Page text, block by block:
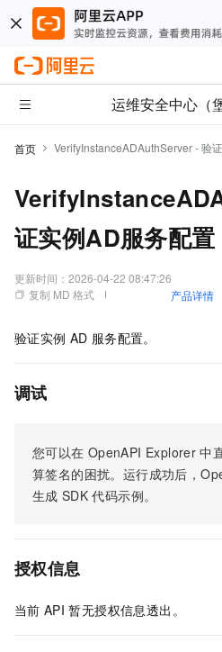
运维安全中心（
首页 VerifyInstanceADAuthServer - 验
证实例AD服务配置
更新时间： 2026-04-22 08:47:26
复制 MD 格式
产品详情
验证实例 AD 服务配置。
调试
您可以在 OpenAPI Explorer 中
算签名的困扰。运行成功后，
生成 SDK 代码示例。
授权信息
当前 API 暂无授权信息透出。